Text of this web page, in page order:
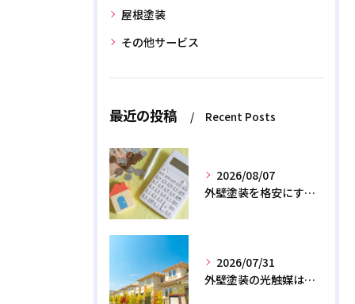
屋根塗装
その他サービス
最近の投稿 Recent Posts
2026/08/07
外壁塗装を格安にする裏ワザ！専門店に直接頼むと数十万浮く？
2026/07/31
外壁塗装の光触媒は効果なし？デメリットと2026年のリアル